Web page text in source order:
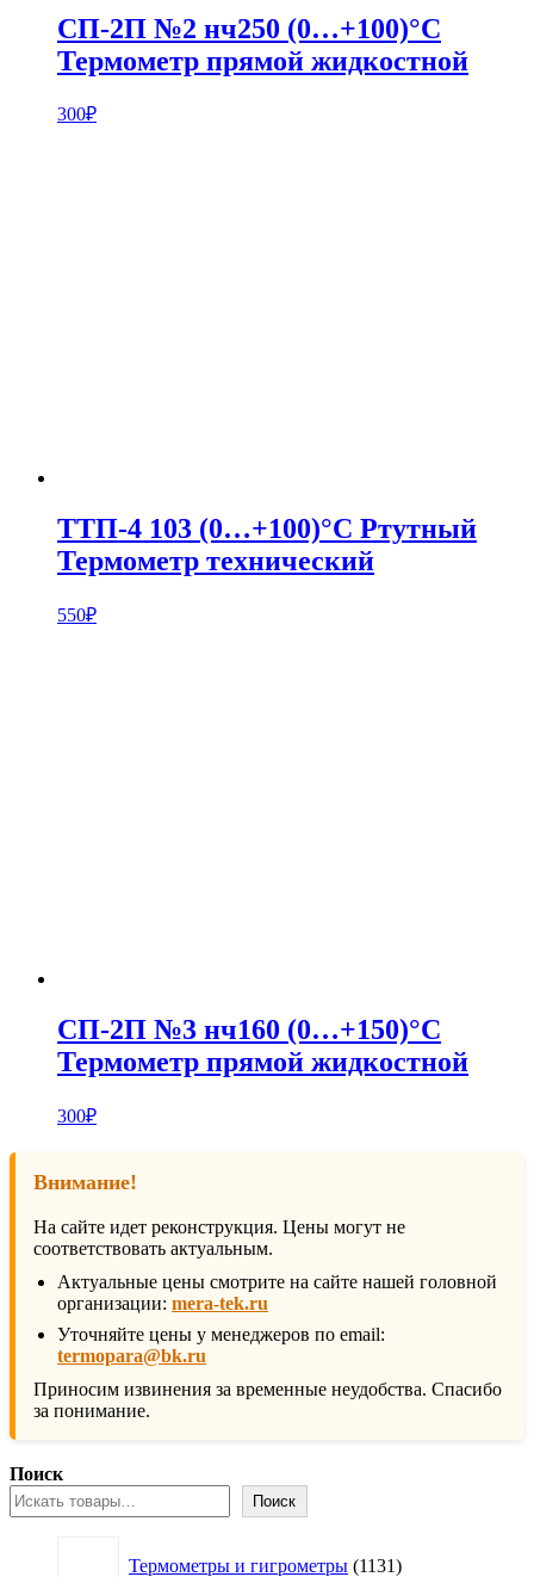
СП-2П №2 нч250 (0…+100)°С
Термометр прямой жидкостной
300₽
ТТП-4 103 (0…+100)°С Ртутный
Термометр технический
550₽
СП-2П №3 нч160 (0…+150)°С
Термометр прямой жидкостной
300₽
Внимание!
На сайте идет реконструкция. Цены могут не
соответствовать актуальным.
Актуальные цены смотрите на сайте нашей головной
организации: mera-tek.ru
Уточняйте цены у менеджеров по email:
termopara@bk.ru
Приносим извинения за временные неудобства. Спасибо
за понимание.
Поиск
Поиск
Термометры и гигрометры 1131товар